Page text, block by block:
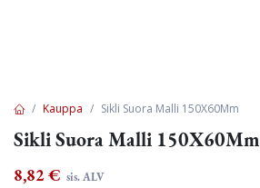
Kauppa Sikli Suora Malli 150X60Mm
Sikli Suora Malli 150X60Mm
8,82€ sis. ALV